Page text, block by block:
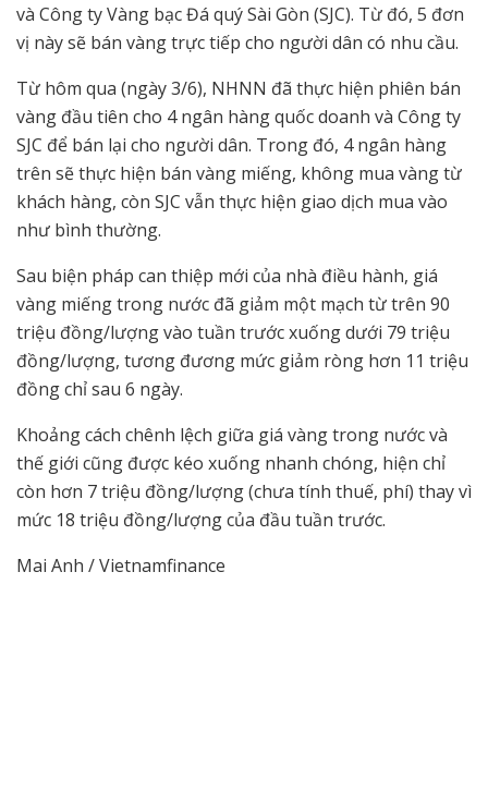
và Công ty Vàng bạc Đá quý Sài Gòn (SJC). Từ đó, 5 đơn
vị này sẽ bán vàng trực tiếp cho người dân có nhu cầu.
Từ hôm qua (ngày 3/6), NHNN đã thực hiện phiên bán
vàng đầu tiên cho 4 ngân hàng quốc doanh và Công ty
SJC để bán lại cho người dân. Trong đó, 4 ngân hàng
trên sẽ thực hiện bán vàng miếng, không mua vàng từ
khách hàng, còn SJC vẫn thực hiện giao dịch mua vào
như bình thường.
Sau biện pháp can thiệp mới của nhà điều hành, giá
vàng miếng trong nước đã giảm một mạch từ trên 90
triệu đồng/lượng vào tuần trước xuống dưới 79 triệu
đồng/lượng, tương đương mức giảm ròng hơn 11 triệu
đồng chỉ sau 6 ngày.
Khoảng cách chênh lệch giữa giá vàng trong nước và
thế giới cũng được kéo xuống nhanh chóng, hiện chỉ
còn hơn 7 triệu đồng/lượng (chưa tính thuế, phí) thay vì
mức 18 triệu đồng/lượng của đầu tuần trước.
Mai Anh / Vietnamfinance